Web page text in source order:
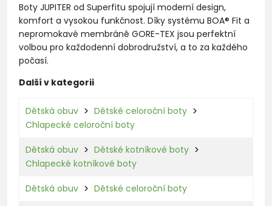
Boty JUPITER od Superfitu spojují moderní design,
komfort a vysokou funkčnost. Díky systému BOA® Fit a
nepromokavé membráně GORE-TEX jsou perfektní
volbou pro každodenní dobrodružství, a to za každého
počasí.
Další v kategorii
Dětská obuv
Dětské celoroční boty
Chlapecké celoroční boty
Dětská obuv
Dětské kotníkové boty
Chlapecké kotníkové boty
Dětská obuv Dětské celoroční boty